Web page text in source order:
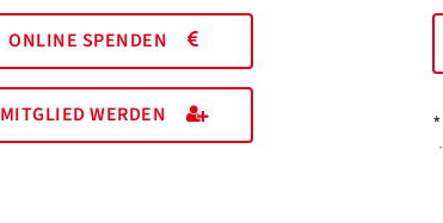
ONLINE SPENDEN
MITGLIED WERDEN